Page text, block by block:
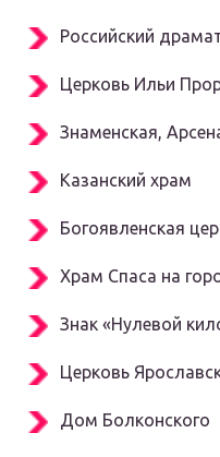
Российский
Церковь Ильи
Знаменская,
Казанский храм
Богоявленская
Храм Спаса на
Знак «Нулевой
Церковь
Дом Болконского